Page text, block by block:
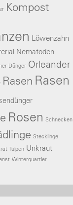
Kompost
Löwenzahn
Nematoden
Dünger Orleander
Rasen Rasen
Rosen Schnecken
Stecklinge
Tulpen Unkraut
Winterquartier